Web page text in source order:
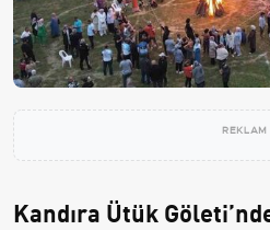
REKLAM
Kandıra Ütük